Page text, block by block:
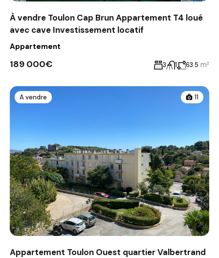
À vendre Toulon Cap Brun Appartement T4 loué
avec cave Investissement locatif
Appartement
189 000€ 3 1 63.5 m²
A vendre 11
Appartement Toulon Ouest quartier Valbertrand